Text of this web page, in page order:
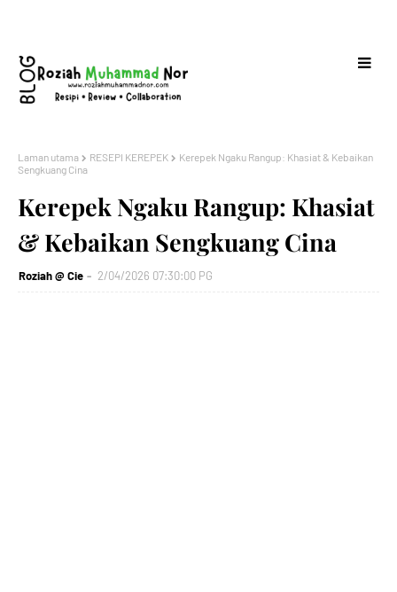
Laman utama RESEPI KEREPEK
Kerepek Ngaku Rangup: Khasiat & Kebaikan
Sengkuang Cina
Kerepek Ngaku Rangup: Khasiat
& Kebaikan Sengkuang Cina
Roziah @ Cie 2/04/2026 07:30:00 PG